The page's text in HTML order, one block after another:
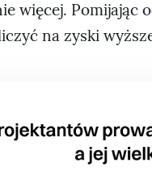
więcej. Pomijając
na zyski